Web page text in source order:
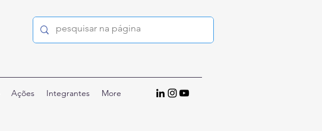
Ações Integrantes More